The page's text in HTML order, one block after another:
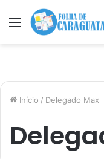
Menu
Início / Delegado Max